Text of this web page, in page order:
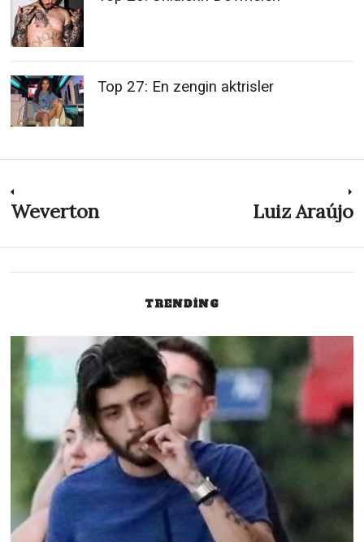
Top 27: En zengin aktrisler
Post
navigation
Previous
Weverton Luiz Araújo
TRENDING